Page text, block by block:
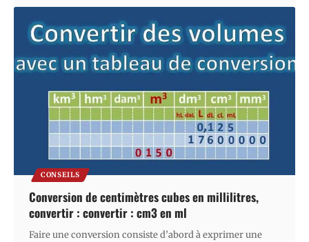
CONSEILS
Conversion de centimètres cubes en millilitres,
convertir : convertir : cm3 en ml
Faire une conversion consiste d’abord à exprimer une